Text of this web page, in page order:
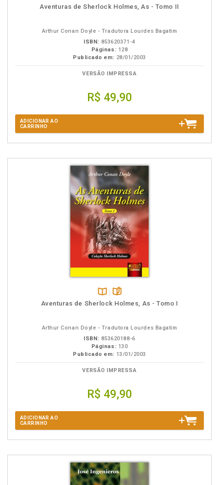
Disponível
páginas
Aventuras de Sherlock Holmes, As - Tomo II
Arthur Conan Doyle - Tradutora Lourdes Bagatim
ISBN: 853620371-4
Páginas: 128
Publicado em: 28/01/2003
VERSÃO IMPRESSA
R$ 49,90
ADICIONAR AO
CARRINHO
Disponível
páginas
Aventuras de Sherlock Holmes, As - Tomo I
Arthur Conan Doyle - Tradutora Lourdes Bagatim
ISBN: 853620188-6
Páginas: 130
Publicado em: 13/01/2003
VERSÃO IMPRESSA
R$ 49,90
ADICIONAR AO
CARRINHO